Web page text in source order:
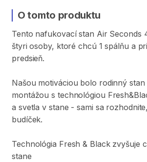
O tomto produktu
Tento nafukovací stan Air Seconds
štyri osoby​,​ ktoré chcú 1 spálňu a
predsieň.
Našou motiváciou bolo rodinný stan
montážou s technológiou
a svetla v stane - sami sa rozhodnite​,​
budíček.
Technológia Fresh & Black zvyšuje
stane